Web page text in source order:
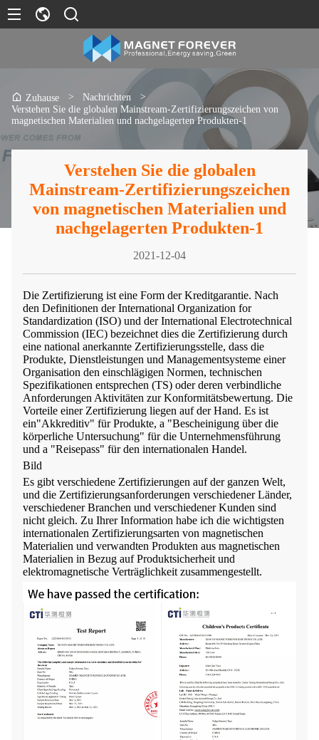
Zuhause > Nachrichten
>
Verstehen Sie die globalen Mainstream-Zertifizierungszeichen von
magnetischen Materialien und nachgelagerten Produkten-1
Verstehen Sie die globalen
Mainstream-Zertifizierungszeichen
von magnetischen Materialien und
nachgelagerten Produkten-1
2021-12-04
Die Zertifizierung ist eine Form der Kreditgarantie. Nach
den Definitionen der International Organization for
Standardization (ISO) und der International Electrotechnical
Commission (IEC) bezeichnet dies die Zertifizierung durch
eine national anerkannte Zertifizierungsstelle, dass die
Produkte, Dienstleistungen und Managementsysteme einer
Organisation den einschlägigen Normen, technischen
Spezifikationen entsprechen (TS) oder deren verbindliche
Anforderungen Aktivitäten zur Konformitätsbewertung. Die
Vorteile einer Zertifizierung liegen auf der Hand. Es ist
ein"Akkreditiv" für Produkte, a "Bescheinigung über die
körperliche Untersuchung" für die Unternehmensführung
und a "Reisepass" für den internationalen Handel.
Bild
Es gibt verschiedene Zertifizierungen auf der ganzen Welt,
und die Zertifizierungsanforderungen verschiedener Länder,
verschiedener Branchen und verschiedener Kunden sind
nicht gleich. Zu Ihrer Information habe ich die wichtigsten
internationalen Zertifizierungsarten von magnetischen
Materialien und verwandten Produkten aus magnetischen
Materialien in Bezug auf Produktsicherheit und
elektromagnetische Verträglichkeit zusammengestellt.